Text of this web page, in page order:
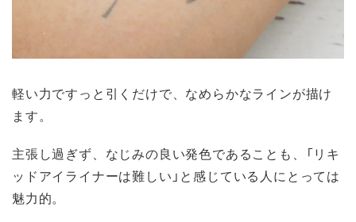
軽い力ですっと引くだけで、なめらかなラインが描け
ます。
主張し過ぎず、なじみの良い発色であることも、「リキ
ッドアイライナーは難しい」と感じている人にとっては
魅力的。